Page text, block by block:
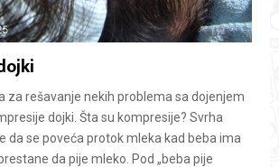
za rešavanje nekih problema sa dojenjem
dojki. Šta su kompresije? Svrha
da se poveća protok mleka kad beba ima
da pije mleko. Pod „beba pije